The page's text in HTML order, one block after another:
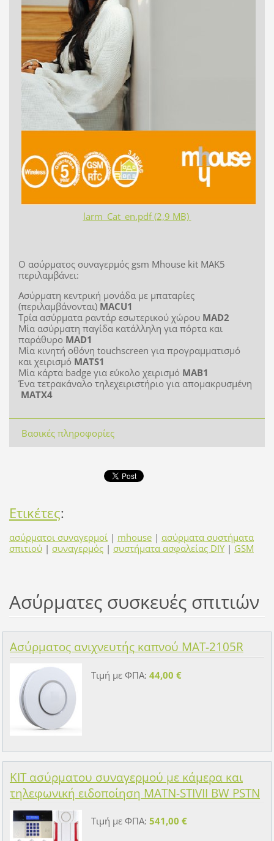
larm_Cat_en.pdf (2,9 MB)
Ο ασύρματος συναγερμός gsm Mhouse kit MAK5
περιλαμβάνει:
Ασύρματη κεντρική μονάδα με μπαταρίες
(περιλαμβάνονται)MACU1
Τρία ασύρματα ραντάρ εσωτερικού χώρου MAD2
Μία ασύρματη παγίδα κατάλληλη για πόρτα και
παράθυρο MAD1
Μία κινητή οθόνη touchscreen για προγραμματισμό
και χειρισμό MATS1
Μία κάρτα badge για εύκολο χειρισμό MAB1
Ένα τετρακάναλο τηλεχειριστήριο για απομακρυσμένη
MATX4
Βασικές πληροφορίες
Ετικέτες:
ασύρματοι συναγερμοί | mhouse | ασύρματα συστήματα
σπιτιού | συναγερμός | συστήματα ασφαλείας DIY | GSM
Ασύρματες συσκευές σπιτιών
Ασύρματος ανιχνευτής καπνού MAT-2105R
Τιμή με ΦΠΑ: 44,00 €
KIT ασύρματου συναγερμού με κάμερα και
τηλεφωνική ειδοποίηση MATN-STIVII BW PSTN
Τιμή με ΦΠΑ: 541,00 €